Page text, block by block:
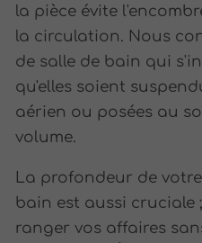
la pièce évite
la circulation. Nous
de salle de bain qui
qu'elles soient
aérien ou posées au
volume.
La profondeur de
bain est aussi cruciale
ranger vos affaires